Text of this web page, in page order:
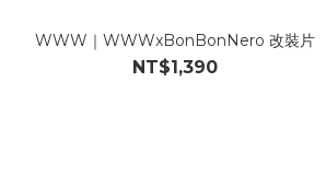
WWW｜WWWxBonBonNero 改裝片
NT$1,390